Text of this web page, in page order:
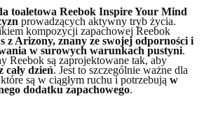
toaletowa Reebok Inspire Your Mind
prowadzących aktywny tryb życia.
kompozycji zapachowej Reebok
z Arizony, znany ze swojej odporności i
w surowych warunkach pustyni.
Reebok są zaprojektowane tak, aby
cały dzień. Jest to szczególnie ważne dla
są w ciągłym ruchu i potrzebują w
dodatku zapachowego.